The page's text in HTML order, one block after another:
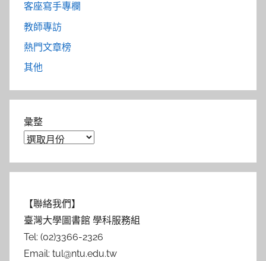
客座寫手專欄
教師專訪
熱門文章榜
其他
彙整
【聯絡我們】
臺灣大學圖書館 學科服務組
Tel: (02)3366-2326
Email: tul@ntu.edu.tw